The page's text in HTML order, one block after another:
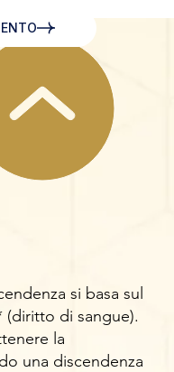
si basa sul
di sangue).
la
una discendenza